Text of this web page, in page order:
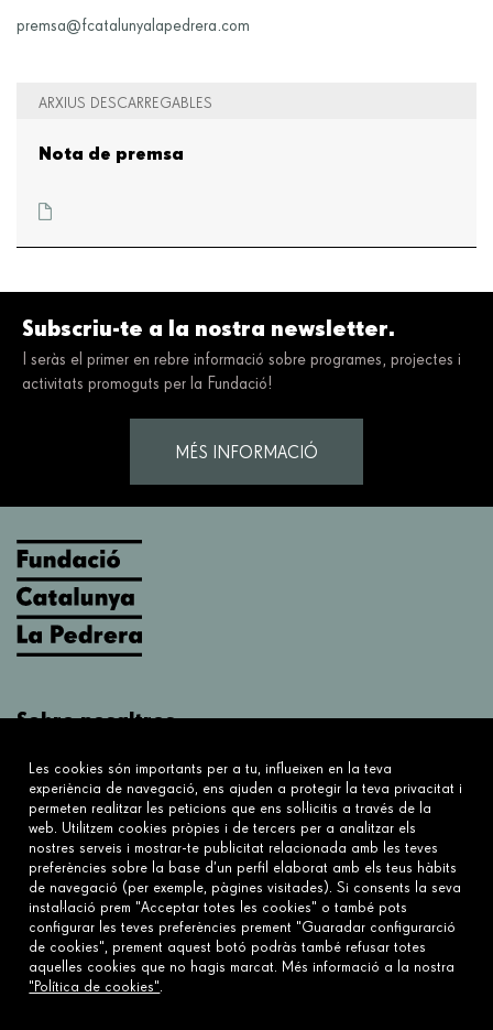
premsa@fcatalunyalapedrera.com
ARXIUS DESCARREGABLES
Nota de premsa
Subscriu-te a la nostra newsletter.
I seràs el primer en rebre informació sobre programes, projectes i
activitats promoguts per la Fundació!
MÉS INFORMACIÓ
Sobre nosaltres
Sobre nosaltres
Connecta
Contacta'ns
Preguntes freqüents
Enllaços
Les cookies són importants per a tu, influeixen en la teva
experiència de navegació, ens ajuden a protegir la teva privacitat i
permeten realitzar les peticions que ens sol·licitis a través de la
web. Utilitzem cookies pròpies i de tercers per a analitzar els
nostres serveis i mostrar-te publicitat relacionada amb les teves
preferències sobre la base d’un perfil elaborat amb els teus hàbits
de navegació (per exemple, pàgines visitades). Si consents la seva
instal·lació prem "Acceptar totes les cookies" o també pots
configurar les teves preferències prement "Guaradar configurarció
de cookies", prement aquest botó podràs també refusar totes
aquelles cookies que no hagis marcat. Més informació a la nostra
"Política de cookies".